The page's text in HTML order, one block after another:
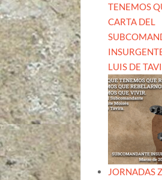
TENEMOS
CARTA DEL
LUIS DE
JORNADAS